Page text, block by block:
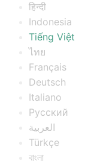
हिन्दी
Indonesia
Tiếng Việt
ไทย
Français
Deutsch
Italiano
Русский
العربية
Türkçe
বাংলা